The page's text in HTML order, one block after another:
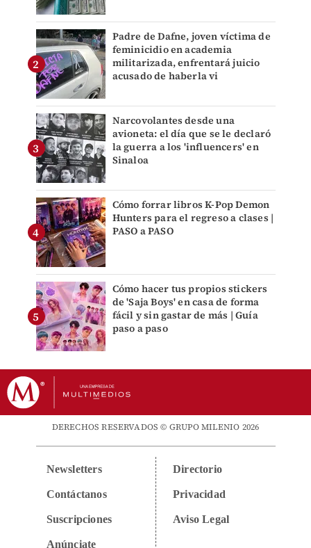
Padre de Dafne, joven víctima de
feminicidio en academia
militarizada, enfrentará juicio
acusado de haberla vi
Narcovolantes desde una
avioneta: el día que se le declaró
la guerra a los 'influencers' en
Sinaloa
Cómo forrar libros K-Pop Demon
Hunters para el regreso a clases |
PASO a PASO
Cómo hacer tus propios stickers
de 'Saja Boys' en casa de forma
fácil y sin gastar de más | Guía
paso a paso
DERECHOS RESERVADOS © GRUPO MILENIO 2026
Newsletters
Contáctanos
Suscripciones
Anúnciate
Directorio
Privacidad
Aviso Legal